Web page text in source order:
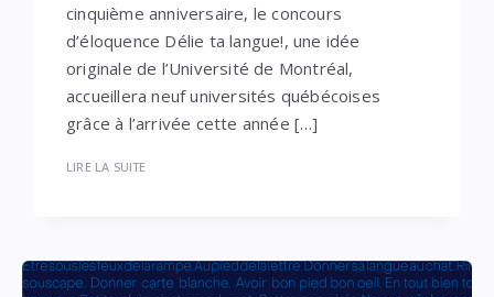
cinquième anniversaire, le concours
d’éloquence Délie ta langue!, une idée
originale de l’Université de Montréal,
accueillera neuf universités québécoises
grâce à l’arrivée cette année […]
LIRE LA SUITE